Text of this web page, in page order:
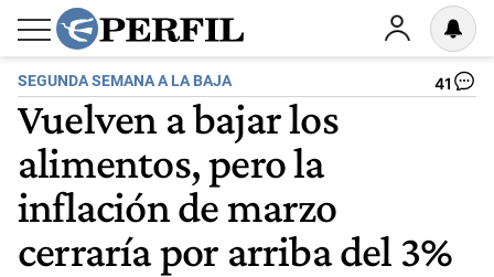
SEGUNDA SEMANA A LA BAJA 41
Vuelven a bajar los
alimentos, pero la
inflación de marzo
cerraría por arriba del 3%